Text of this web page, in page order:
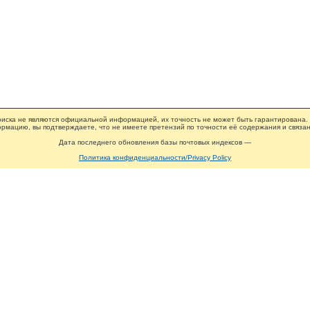
не являются официальной информацией, их точность не может быть гарантирована.
вы подтверждаете, что не имеете претензий по точности её содержания и
Дата последнего обновления базы почтовых индексов —
Политика конфиденциальности/Privacy Policy